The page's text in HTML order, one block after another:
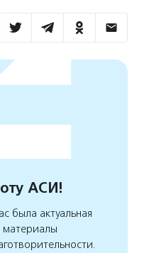
АСИ!
была актуальная